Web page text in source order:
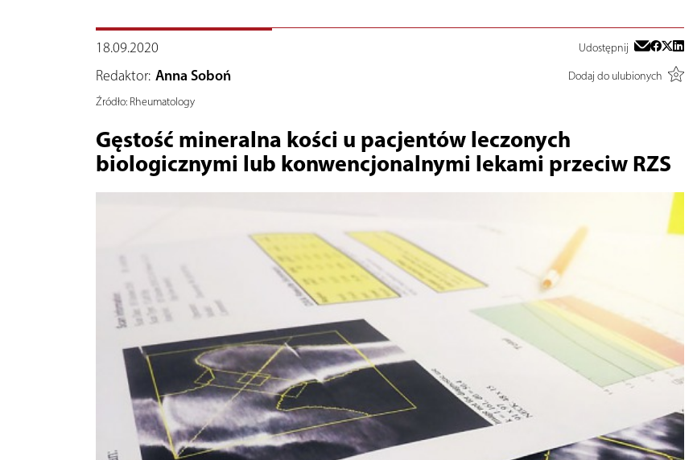
18.09.2020 Udostępnij
Redaktor: Anna Soboń
Dodaj do ulubionych
Źródło:Rheumatology
Gęstość mineralna kości u pacjentów leczonych
biologicznymi lub konwencjonalnymi lekami przeciw RZS